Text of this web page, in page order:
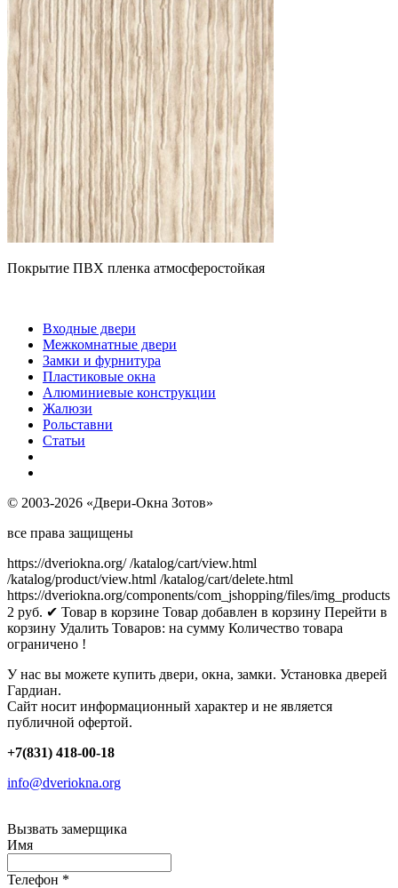
Покрытие ПВХ пленка атмосферостойкая
Входные двери
Межкомнатные двери
Замки и фурнитура
Пластиковые окна
Алюминиевые конструкции
Жалюзи
Рольставни
Статьи
© 2003-2026 «Двери-Окна Зотов»
все права защищены
https://dveriokna.org/ /katalog/cart/view.html
/katalog/product/view.html /katalog/cart/delete.html
https://dveriokna.org/components/com_jshopping/files/img_products
2 руб. ✔ Товар в корзине Товар добавлен в корзину Перейти в
корзину Удалить Товаров: на сумму Количество товара
ограничено !
У нас вы можете купить двери, окна, замки. Установка дверей
Гардиан.
Сайт носит информационный характер и не является
публичной офертой.
+7(831) 418-00-18
info@dveriokna.org
Вызвать замерщика
Имя
Телефон *